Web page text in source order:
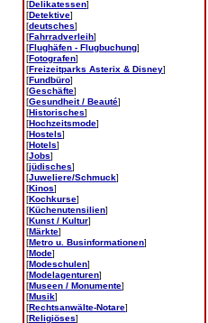
[Delikatessen]
[Detektive]
[deutsches]
[Fahrradverleih]
[Flughäfen - Flugbuchung]
[Fotografen]
[Freizeitparks Asterix & Disney]
[Fundbüro]
[Geschäfte]
[Gesundheit / Beauté]
[Historisches]
[Hochzeitsmode]
[Hostels]
[Hotels]
[Jobs]
[jüdisches]
[Juweliere/Schmuck]
[Kinos]
[Kochkurse]
[Küchenutensilien]
[Kunst / Kultur]
[Märkte]
[Metro u. Businformationen]
[Mode]
[Modeschulen]
[Modelagenturen]
[Museen / Monumente]
[Musik]
[Rechtsanwälte-Notare]
[Religiöses]